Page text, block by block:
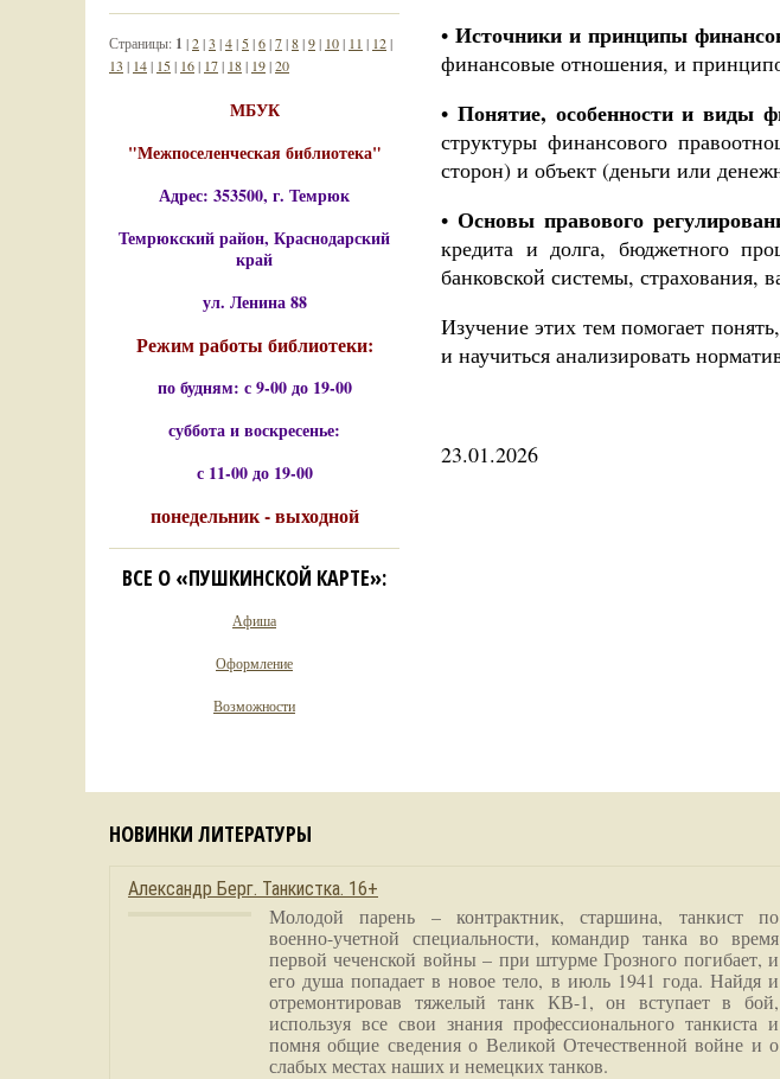
• Источники и принципы
финансовые отношения, и
• Понятие, особенности и виды
структуры финансового
сторон) и объект (деньги или
• Основы правового
кредита и долга, бюджетного
банковской системы, страхования,
Изучение этих тем помогает
и научиться анализировать
23.01.2026
Страницы: 1 |2|3 |4| 5|6|7|8|9| 10| 11 | 12|
13 | 14| 15| 16| 17| 18| 19|20
МБУК
"Межпоселенческая библиотека"
Адрес: 353500, г. Темрюк
Темрюкский район, Краснодарский
край
ул. Ленина 88
Режим работы библиотеки:
по будням: с 9-00 до 19-00
суббота и воскресенье:
с 11-00 до 19-00
понедельник - выходной
ВСЕ О «ПУШКИНСКОЙ КАРТЕ»:
Афиша
Оформление
Возможности
НОВИНКИ ЛИТЕРАТУРЫ
Александр Берг. Танкистка. 16+
Молодой парень – контрактник, старшина, танкист по
военно-учетной специальности, командир танка во время
первой чеченской войны – при штурме Грозного погибает, и
его душа попадает в новое тело, в июль 1941 года. Найдя и
отремонтировав тяжелый танк КВ-1, он вступает в бой,
используя все свои знания профессионального танкиста и
помня общие сведения о Великой Отечественной войне и о
слабых местах наших и немецких танков.